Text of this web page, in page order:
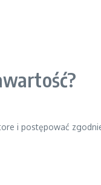
i postępować